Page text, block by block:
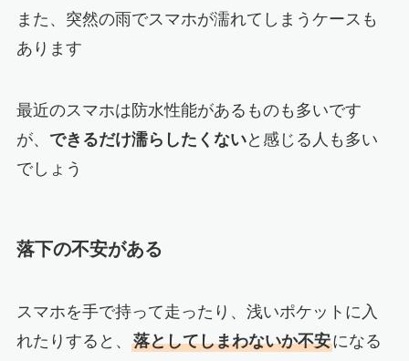
また、突然の雨でスマホが濡れてしまうケースも
あります
最近のスマホは防水性能があるものも多いです
が、 できるだけ濡らしたくないと感じる人も多い
でしょう
落下の不安がある
スマホを手で持って走ったり、浅いポケットに入
れたりすると、 落としてしまわないか不安になる